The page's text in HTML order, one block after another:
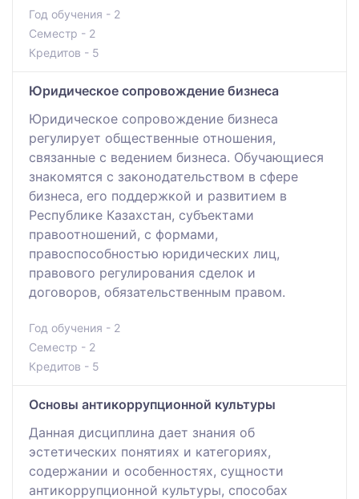
Год обучения - 2
Семестр - 2
Кредитов - 5
Юридическое сопровождение бизнеса
Юридическое сопровождение бизнеса
регулирует общественные отношения,
связанные с ведением бизнеса. Обучающиеся
знакомятся с законодательством в сфере
бизнеса, его поддержкой и развитием в
Республике Казахстан, субъектами
правоотношений, с формами,
правоспособностью юридических лиц,
правового регулирования сделок и
договоров, обязательственным правом.
Год обучения - 2
Семестр - 2
Кредитов - 5
Основы антикоррупционной культуры
Данная дисциплина дает знания об
эстетических понятиях и категориях,
содержании и особенностях, сущности
антикоррупционной культуры, способах